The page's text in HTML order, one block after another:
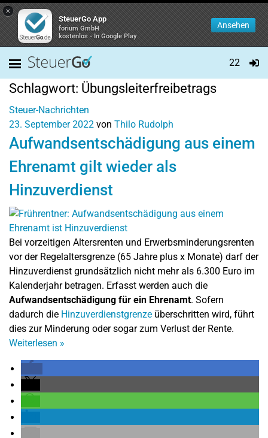
×
SteuerGo App
forium GmbH
kostenlos - In Google Play
Ansehen
22
Schlagwort: Übungsleiterfreibetrags
Steuer-Nachrichten
23. September 2022 von Thilo Rudolph
Aufwandsentschädigung aus einem
Ehrenamt gilt wieder als
Hinzuverdienst
Bei vorzeitigen Altersrenten und Erwerbsminderungsrenten
vor der Regelaltersgrenze (65 Jahre plus x Monate) darf der
Hinzuverdienst grundsätzlich nicht mehr als 6.300 Euro im
Kalenderjahr betragen. Erfasst werden auch die
Aufwandsentschädigung für ein Ehrenamt. Sofern
dadurch die Hinzuverdienstgrenze überschritten wird, führt
dies zur Minderung oder sogar zum Verlust der Rente.
Weiterlesen »